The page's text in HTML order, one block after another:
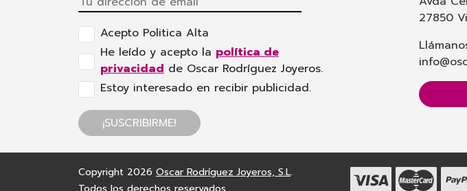
Acepto Politica Alta
He leído y acepto la política de
privacidad de Oscar Rodríguez Joyeros.
Estoy interesado en recibir publicidad.
¡SUSCRIBIRME!
27850
Copyright 2026 Oscar Rodríguez Joyeros, S.L.